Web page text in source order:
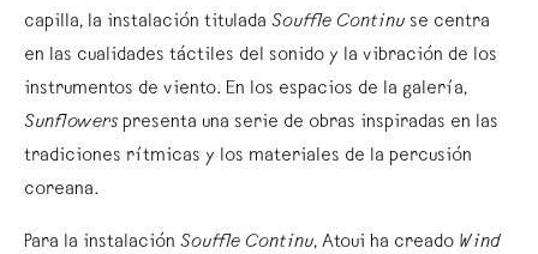
capilla, la instalación titulada Souffle Continu se centra
en las cualidades táctiles del sonido y la vibración de los
instrumentos de viento. En los espacios de la galería,
Sunflowers presenta una serie de obras inspiradas en las
tradiciones rítmicas y los materiales de la percusión
coreana.
Para la instalación Souffle Continu, Atoui ha creado Wind